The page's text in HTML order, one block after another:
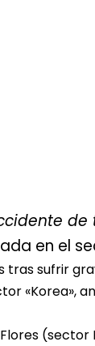
de
en el
tras sufrir
«Korea»,
(sector